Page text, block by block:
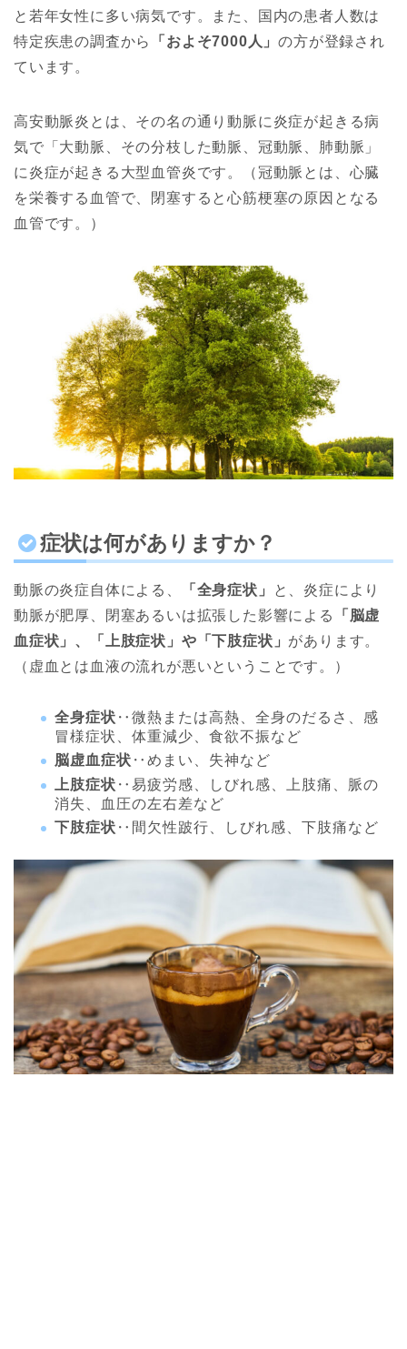
と若年女性に多い病気です。また、国内の患者人数は
特定疾患の調査から
「およそ7000人」の方が登録され
ています。
高安動脈炎とは、その名の通り動脈に炎症が起きる病
気で「大動脈、その分枝した動脈、冠動脈、肺動脈」
に炎症が起きる大型血管炎です。（冠動脈とは、心臓
を栄養する血管で、閉塞すると心筋梗塞の原因となる
血管です。）
症状は何がありますか？
動脈の炎症自体による、 「全身症状」
と、炎症により
動脈が肥厚、閉塞あるいは拡張した影響による
「脳虚
血症状」、「上肢症状」や「下肢症状」 があります。
（虚血とは血液の流れが悪いということです。）
全身症状 ‥微熱または高熱、全身のだるさ、感
冒様症状、体重減少、食欲不振など
脳虚血症状 ‥めまい、失神など
上肢症状 ‥易疲労感、しびれ感、上肢痛、脈の
消失、血圧の左右差など
下肢症状 ‥間欠性跛行、しびれ感、下肢痛など